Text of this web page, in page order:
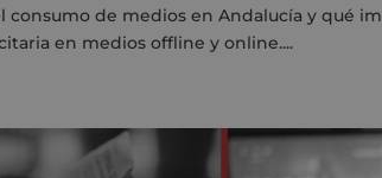
consumo de medios en Andalucía y qué
en medios offline y online....